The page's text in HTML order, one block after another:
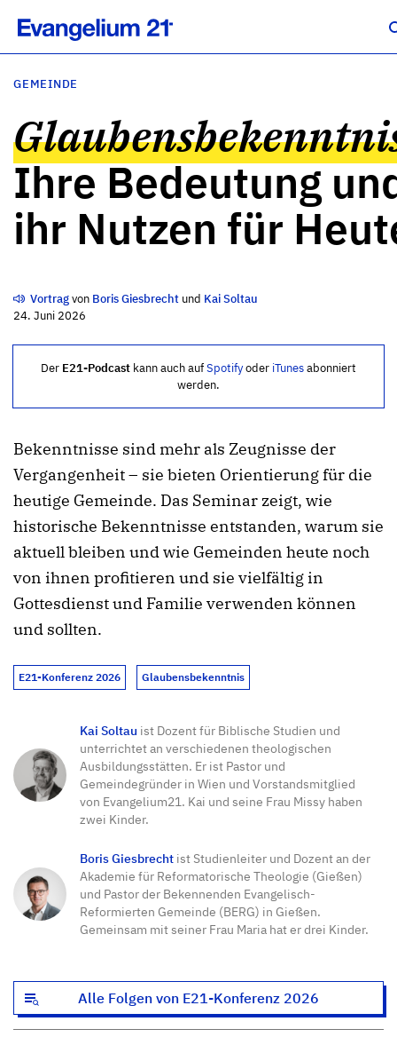
GEMEINDE
Ihre Bedeutung
ihr Nutzen für
Vortragvon Boris Giesbrechtund Kai Soltau
24. Juni 2026
Der E21-Podcast kann auch aufSpotifyoder iTunesabonniert
werden.
Bekenntnisse sind mehr als Zeugnisse der
Vergangenheit – sie bieten Orientierung für die
heutige Gemeinde. Das Seminar zeigt, wie
historische Bekenntnisse entstanden, warum sie
aktuell bleiben und wie Gemeinden heute noch
von ihnen profitieren und sie vielfältig in
Gottesdienst und Familie verwenden können
und sollten.
E21-Konferenz 2026 Glaubensbekenntnis
Kai Soltau ist Dozent für Biblische Studien und
unterrichtet an verschiedenen theologischen
Ausbildungsstätten. Er ist Pastor und
Gemeindegründer in Wien und Vorstandsmitglied
von Evangelium21. Kai und seine Frau Missy haben
zwei Kinder.
Boris Giesbrecht ist Studienleiter und Dozent an der
Akademie für Reformatorische Theologie (Gießen)
und Pastor der Bekennenden Evangelisch-
Reformierten Gemeinde (BERG) in Gießen.
Gemeinsam mit seiner Frau Maria hat er drei Kinder.
Alle Folgen von E21-Konferenz 2026